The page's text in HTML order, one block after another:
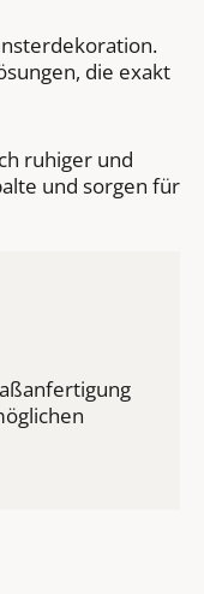
die exakt
ruhiger und
und sorgen für